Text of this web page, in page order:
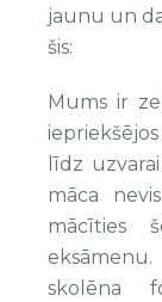
jaunu un
šis:
Mums ir
līdz
māca
mācīties
skolēna